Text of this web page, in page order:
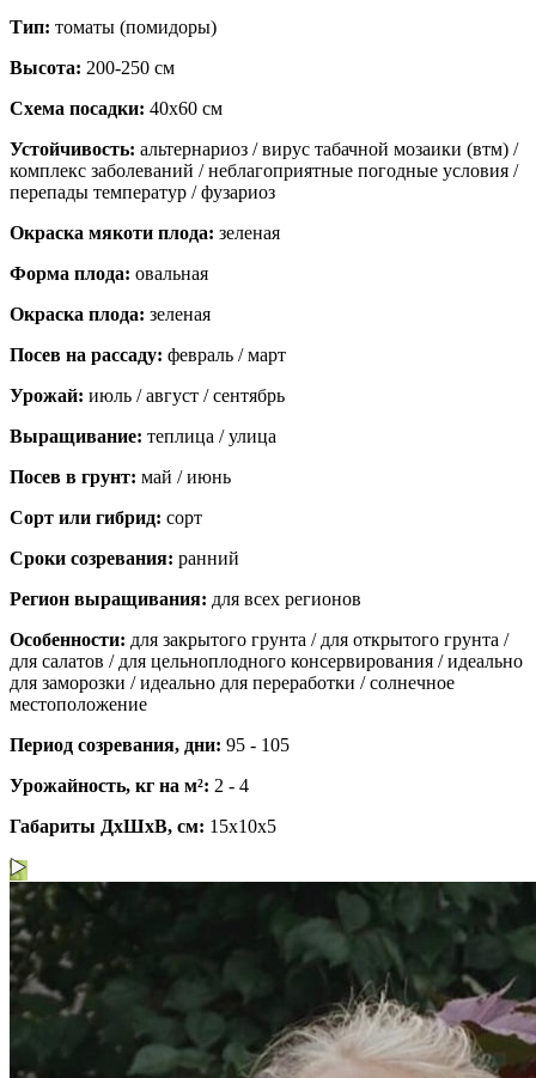
Тип: томаты (помидоры)
Высота: 200-250 см
Схема посадки: 40х60 см
Устойчивость: альтернариоз / вирус табачной мозаики (втм) /
комплекс заболеваний / неблагоприятные погодные условия /
перепады температур / фузариоз
Окраска мякоти плода: зеленая
Форма плода: овальная
Окраска плода: зеленая
Посев на рассаду: февраль / март
Урожай: июль / август / сентябрь
Выращивание: теплица / улица
Посев в грунт: май / июнь
Сорт или гибрид: сорт
Сроки созревания: ранний
Регион выращивания: для всех регионов
Особенности: для закрытого грунта / для открытого грунта /
для салатов / для цельноплодного консервирования / идеально
для заморозки / идеально для переработки / солнечное
местоположение
Период созревания, дни: 95 - 105
Урожайность, кг на м²: 2 - 4
Габариты ДхШхВ, см: 15x10x5